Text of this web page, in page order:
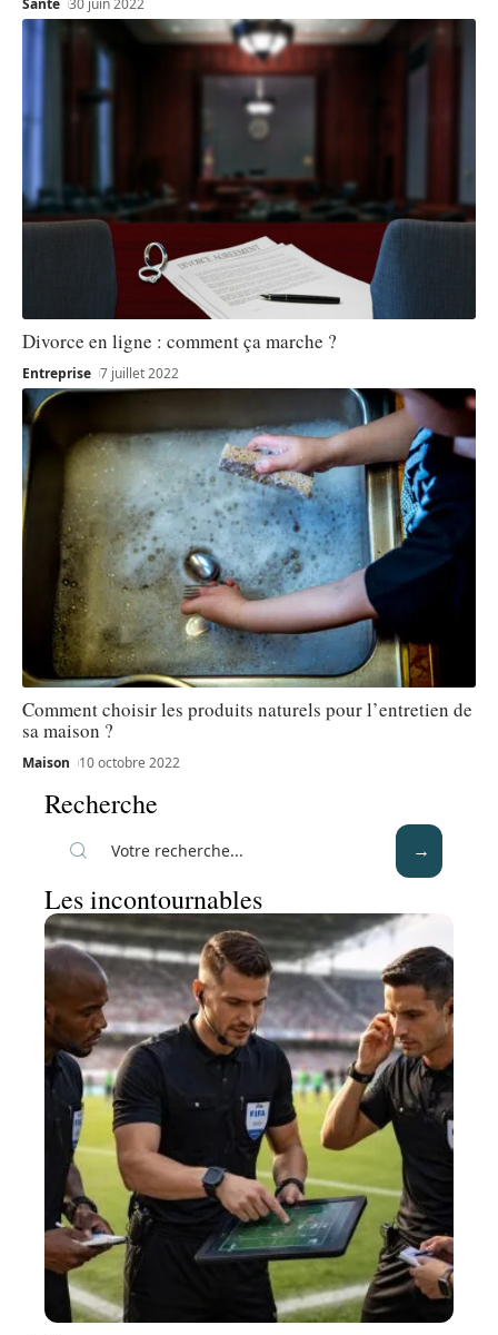
Santé 30 juin 2022
Divorce en ligne : comment ça marche ?
Entreprise 7 juillet 2022
Comment choisir les produits naturels pour l’entretien de
sa maison ?
Maison 10 octobre 2022
Recherche
Les incontournables